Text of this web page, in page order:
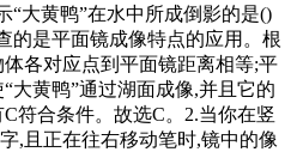
“大黄鸭”在水中所成倒影的是()
的是平面镜成像特点的应用。根
各对应点到平面镜距离相等;平
大黄鸭”通过湖面成像,并且它的
符合条件。故选C。2.当你在竖
,且正在往右移动笔时,镜中的像